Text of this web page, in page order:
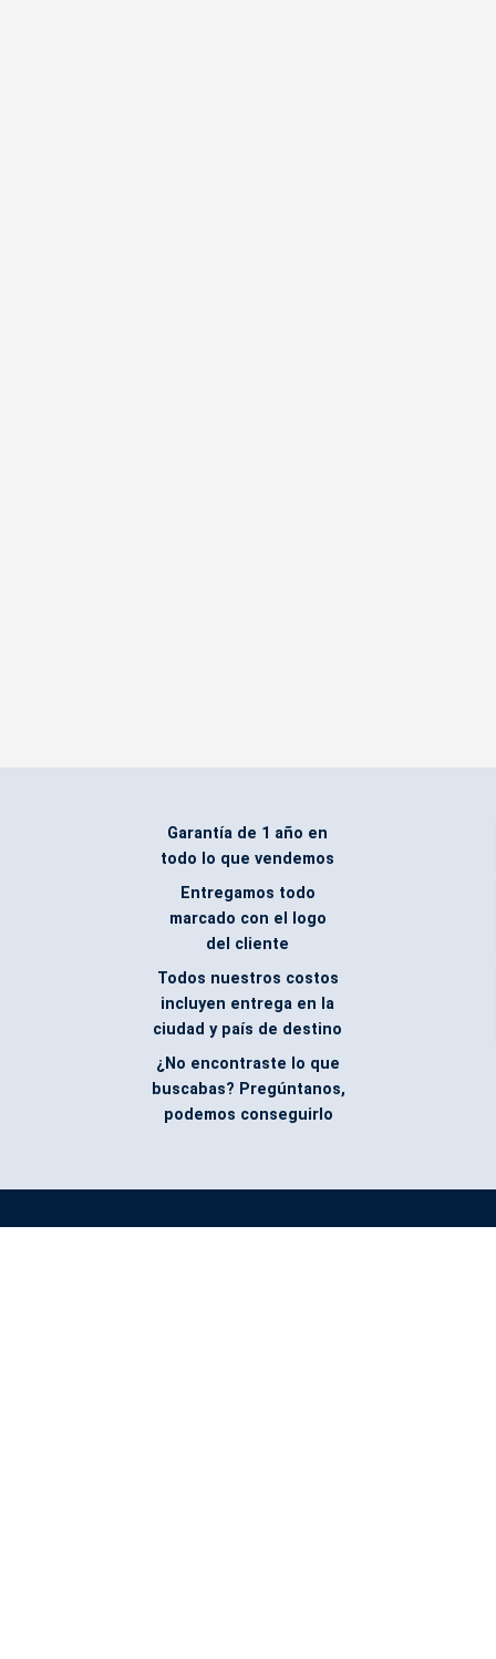
Garantía de 1 año en
todo lo que vendemos
Entregamos todo
marcado con el logo
del cliente
Todos nuestros costos
incluyen entrega en la
ciudad y país de destino
¿No encontraste lo que
buscabas? Pregúntanos,
podemos conseguirlo